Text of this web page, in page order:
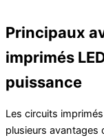
Principaux
imprimés
puissance
Les circuits
plusieurs avantages